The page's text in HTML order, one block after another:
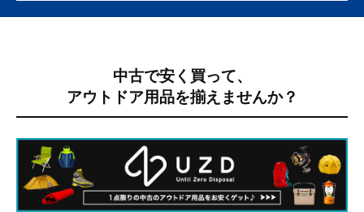
中古で安く買って、
アウトドア用品を揃えませんか？